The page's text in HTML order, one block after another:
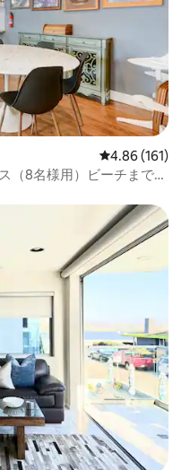
レビュー161
4.86 (161)
（8名様用）ビーチまで徒